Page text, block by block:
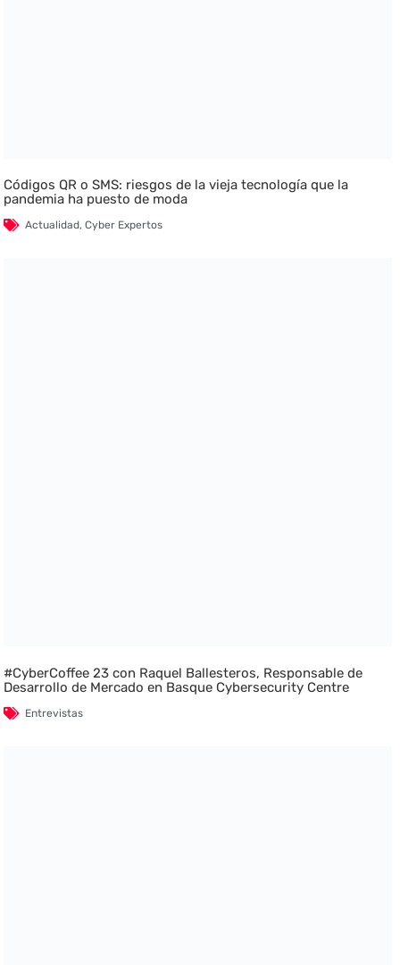
Códigos QR o SMS: riesgos de la vieja tecnología que la
pandemia ha puesto de moda
Actualidad,Cyber Expertos
#CyberCoffee 23 con Raquel Ballesteros, Responsable de
Desarrollo de Mercado en Basque Cybersecurity Centre
Entrevistas